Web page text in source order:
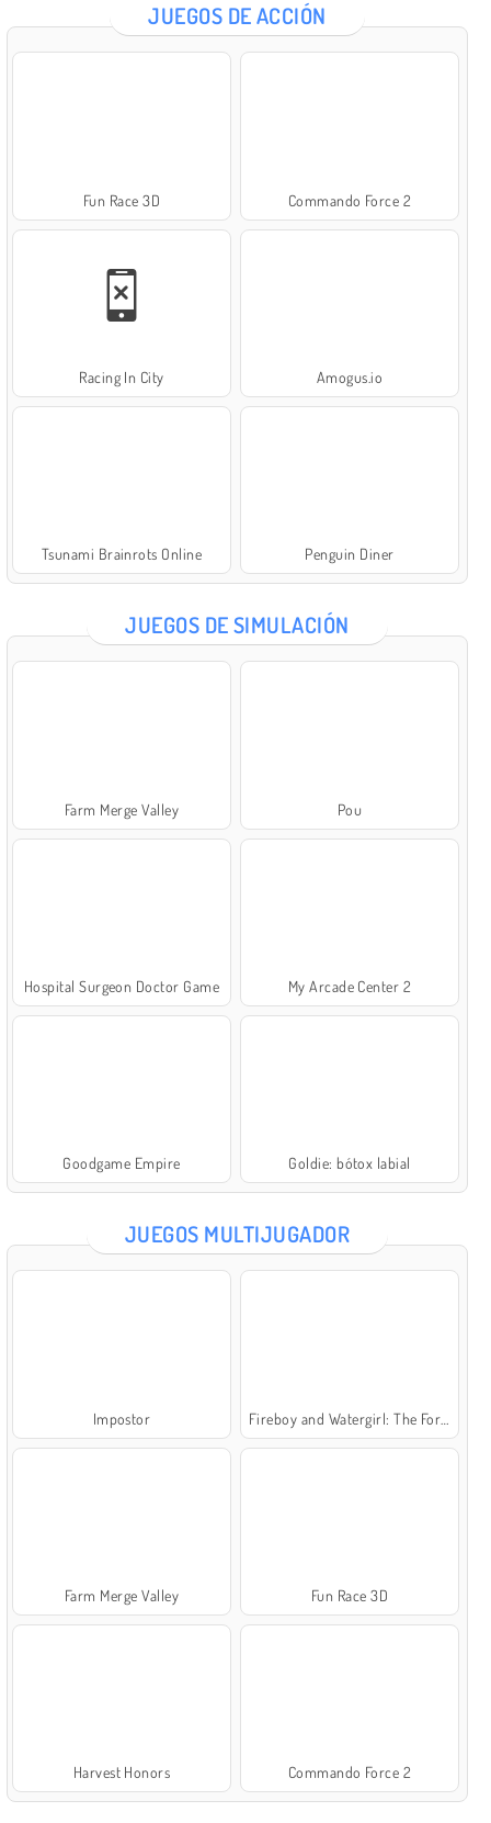
JUEGOS DE ACCIÓN
Fun Race 3D Commando Force 2
Racing In City Amogus.io
Tsunami Brainrots Online Penguin Diner
JUEGOS DE SIMULACIÓN
Farm Merge Valley Pou
Hospital Surgeon Doctor Game My Arcade Center 2
Goodgame Empire Goldie: bótox labial
JUEGOS MULTIJUGADOR
Impostor
Farm Merge Valley Fun Race 3D
Harvest Honors Commando Force 2